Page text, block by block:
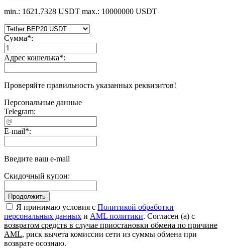
min.: 1621.7328 USDT max.: 10000000 USDT
Сумма*:
Адрес кошелька*:
Проверяйте правильность указанных реквизитов!
Персональные данные
Telegram:
E-mail*:
Введите ваш e-mail
Скидочный купон:
Я принимаю условия c Политикой обработки
персональных данных и AML политики. Согласен (а) с
возвратом средств в случае приостановки обмена по причине
AML, риск вычета комиссии сети из суммы обмена при
возврате осознаю.